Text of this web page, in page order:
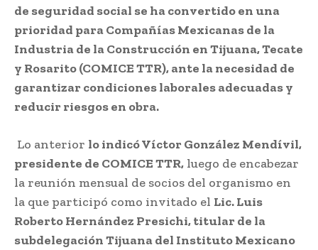
de seguridad social se ha convertido en una
prioridad para Compañías Mexicanas de la
Industria de la Construcción en Tijuana, Tecate
y Rosarito (COMICE TTR), ante la necesidad de
garantizar condiciones laborales adecuadas y
reducir riesgos en obra.
Lo anterior lo indicó Víctor González Mendívil,
presidente de COMICE TTR, luego de encabezar
la reunión mensual de socios del organismo en
la que participó como invitado el Lic. Luis
Roberto Hernández Presichi, titular de la
subdelegación Tijuana del Instituto Mexicano